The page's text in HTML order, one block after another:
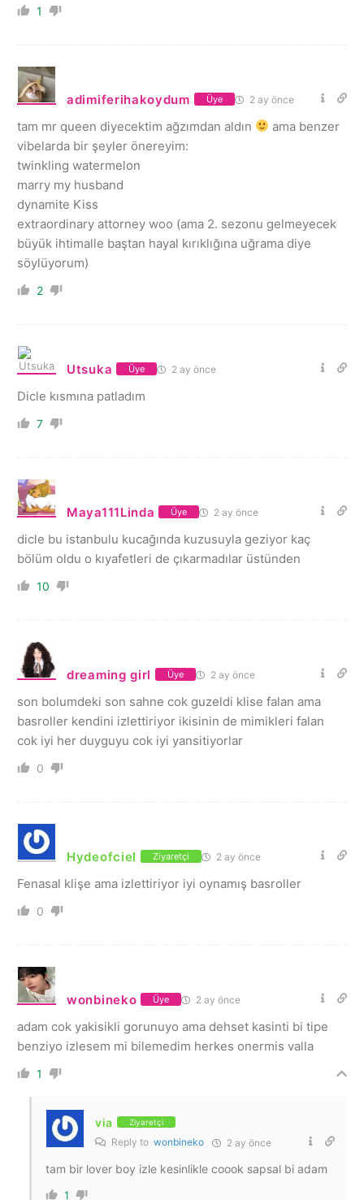
1
adimiferihakoydum Üye 2 ay önce
tam mr queen diyecektim ağzımdan aldın
ama benzer
vibelarda bir şeyler önereyim:
twinkling watermelon
marry my husband
dynamite Kiss
extraordinary attorney woo (ama 2. sezonu gelmeyecek
büyük ihtimalle baştan hayal kırıklığına uğrama diye
söylüyorum)
2
Utsuka Üye 2 ay önce
Dicle kısmına patladım
7
Maya111Linda Üye 2 ay önce
dicle bu istanbulu kucağında kuzusuyla geziyor kaç
bölüm oldu o kıyafetleri de çıkarmadılar üstünden
10
dreaming girl Üye 2 ay önce
son bolumdeki son sahne cok guzeldi klise falan ama
basroller kendini izlettiriyor ikisinin de mimikleri falan
cok iyi her duyguyu cok iyi yansitiyorlar
0
Hydeofciel Ziyaretçi 2 ay önce
Fenasal klişe ama izlettiriyor iyi oynamış basroller
0
wonbineko Üye 2 ay önce
adam cok yakisikli gorunuyo ama dehset kasinti bi tipe
benziyo izlesem mi bilemedim herkes onermis valla
1
via Ziyaretçi
Reply to wonbineko 2 ay önce
tam bir lover boy izle kesinlikle coook sapsal bi adam
1